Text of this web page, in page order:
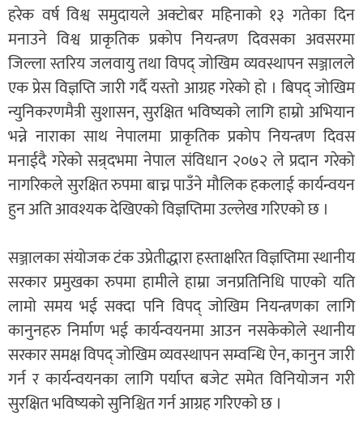
हरेक वर्ष विश्व समुदायले अक्टोबर महिनाको १३ गतेका दिन
मनाउने विश्व प्राकृतिक प्रकोप नियन्त्रण दिवसका अवसरमा
जिल्ला स्तरिय जलवायु तथा विपद् जोखिम व्यवस्थापन सञ्जालले
एक प्रेस विज्ञप्ति जारी गर्दै यस्तो आग्रह गरेको हो । बिपद् जोखिम
न्युनिकरणमैत्री सुशासन, सुरक्षित भविष्यको लागि हाम्रो अभियान
भन्ने नाराका साथ नेपालमा प्राकृतिक प्रकोप नियन्त्रण दिवस
मनाईदै गरेको सन्र्दभमा नेपाल संविधान २०७२ ले प्रदान गरेको
नागरिकले सुरक्षित रुपमा बाच्न पाउँने मौलिक हकलाई कार्यन्वयन
हुन अति आवश्यक देखिएको विज्ञप्तिमा उल्लेख गरिएको छ ।
सञ्जालका संयोजक टंक उप्रेतीद्धारा हस्ताक्षरित विज्ञप्तिमा स्थानीय
सरकार प्रमुखका रुपमा हामीले हाम्रा जनप्रतिनिधि पाएको यति
लामो समय भई सक्दा पनि विपद् जोखिम नियन्त्रणका लागि
कानुनहरु निर्माण भई कार्यन्वयनमा आउन नसकेकोले स्थानीय
सरकार समक्ष विपद् जोखिम व्यवस्थापन सम्वन्धि ऐन, कानुन जारी
गर्न र कार्यन्वयनका लागि पर्याप्त बजेट समेत विनियोजन गरी
सुरक्षित भविष्यको सुनिश्चित गर्न आग्रह गरिएको छ ।